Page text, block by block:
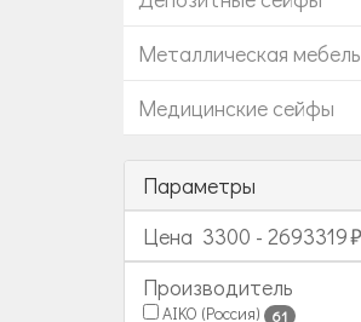
Металлическая мебель
Медицинские сейфы
Параметры
Цена 3300 - 2693319
Производитель
AIKO (Россия) 61